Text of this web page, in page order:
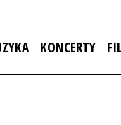
KONCERTY